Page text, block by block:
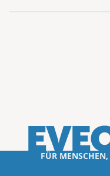
FÜR